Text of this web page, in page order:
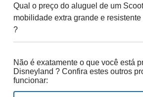
Qual o preço do aluguel de um
mobilidade extra grande e
?
Não é exatamente o que você está
Disneyland ? Confira estes outros
funcionar: